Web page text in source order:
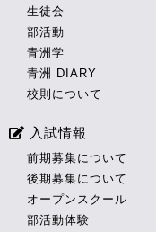
生徒会
部活動
青洲学
青洲 DIARY
校則について
入試情報
前期募集について
後期募集について
オープンスクール
部活動体験